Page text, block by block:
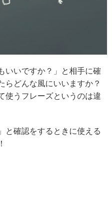
いいですか？」と相手に確
らどんな風にいいますか？
使うフレーズというのは違
と確認をするときに使える